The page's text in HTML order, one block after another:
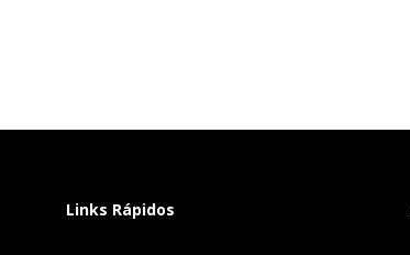
Links Rápidos